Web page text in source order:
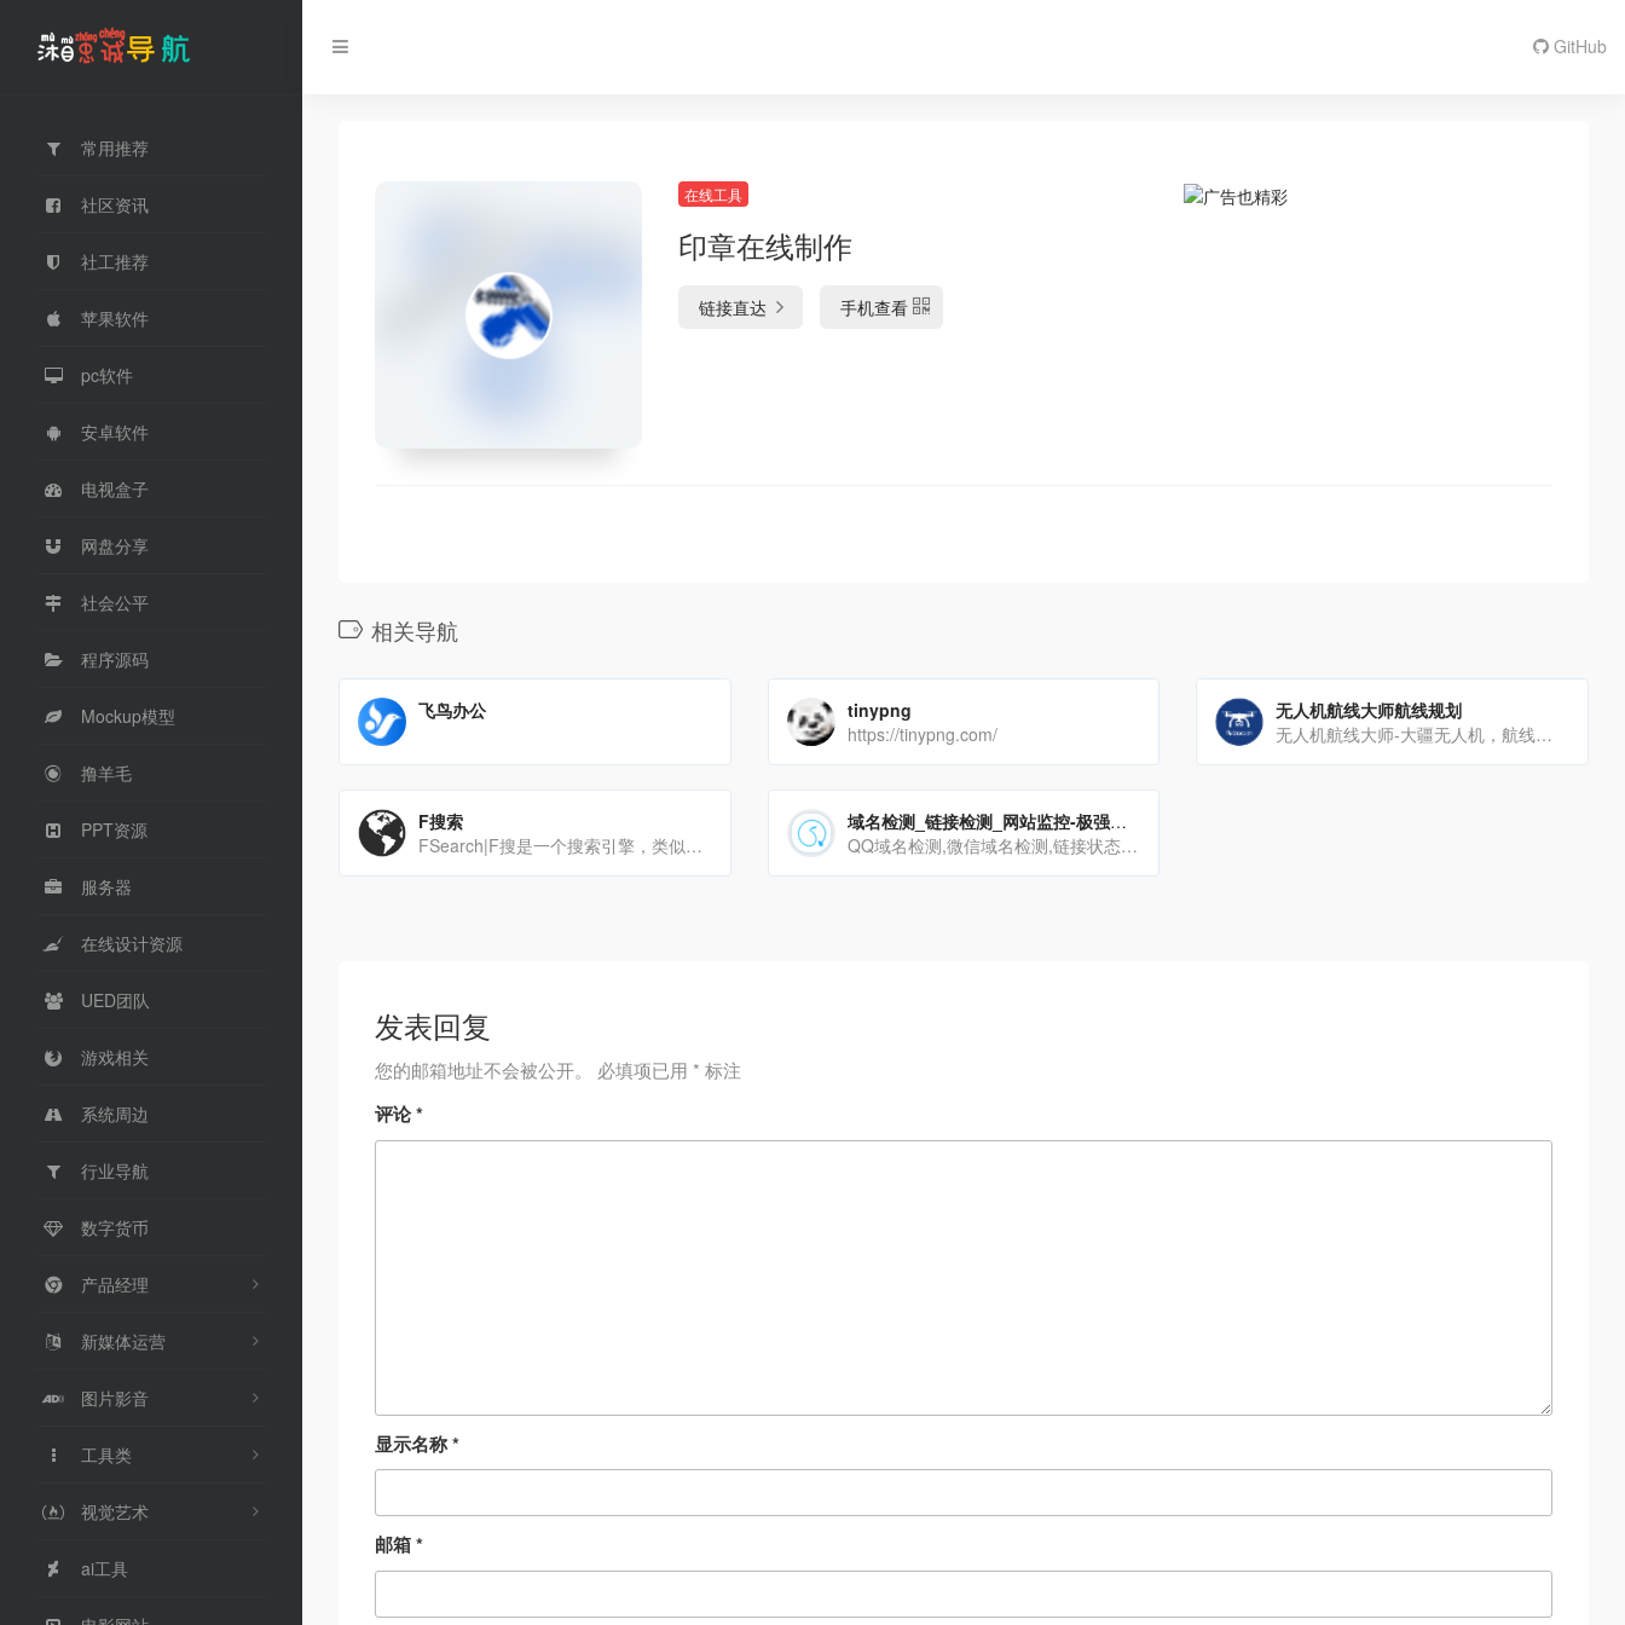
常用推荐
社区资讯
社工推荐
苹果软件
pc软件
安卓软件
电视盒子
网盘分享
社会公平
程序源码
Mockup模型
撸羊毛
PPT资源
服务器
在线设计资源
UED团队
游戏相关
系统周边
行业导航
数字货币
产品经理
新媒体运营
图片影音
工具类
视觉艺术
ai工具
GitHub
在线工具
印章在线制作
链接直达 手机查看
相关导航
飞鸟办公
tinypng
https://tinypng.com/
无人机航线大师航线规划
无人机航线大师-大疆无人机，航线规划，消费级无人机航线规划，航点航线飞行，航带影像，正射影像，拼接大图，倾[…]
F搜索
FSearch|F搜是一个搜索引擎，类似Google、必应、百度一样的搜索引擎，提供了无广告、过滤内容农[…]
域名检测_链接检测_网站监控-极强检测报警系统
QQ域名检测,微信域名检测,链接状态检测,域名状态染检测,网站拦截查询
发表回复
您的邮箱地址不会被公开。 必填项已用 * 标注
评论*
显示名称*
邮箱*